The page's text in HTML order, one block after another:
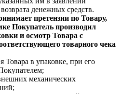
денежных средств.
претензии по Товару,
Покупатель производил
и осмотр Товара с
товарного чека
Товара в упаковке, при его
механических